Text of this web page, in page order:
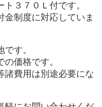
３７０Ｌ付です。
金制度に対応していま
す。
価格です。
諸費用は別途必要にな